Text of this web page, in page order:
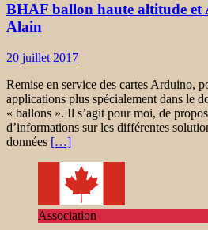
BHAF ballon haute altitude
Alain
20 juillet 2017
Remise en service des cartes Arduino,
applications plus spécialement dans le
« ballons ». Il s’agit pour moi, de
d’informations sur les différentes
données […]
Association